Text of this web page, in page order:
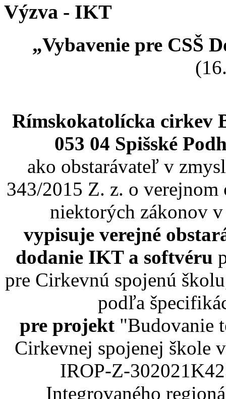
Výzva - IKT
„Vybavenie pre CSŠ
Rímskokatolícka cirkev
053 04 Spišské
ako obstarávateľ v
343/2015 Z. z. o verejnom
niektorých zákonov
vypisuje verejné
dodanie IKT a softvéru
pre Cirkevnú spojenú
podľa
pre projekt "Budovanie
Cirkevnej spojenej
IROP-Z-
Integrovaného